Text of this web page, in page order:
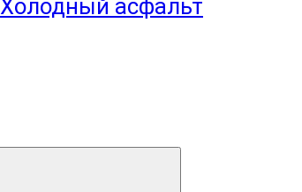
Холодный асфальт